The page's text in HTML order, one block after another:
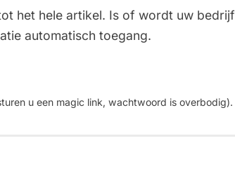
het hele artikel. Is of wordt uw bedrijf
automatisch toegang.
u een magic link, wachtwoord is overbodig).